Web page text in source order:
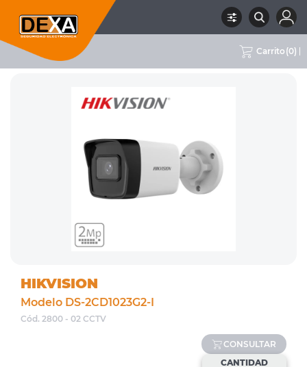
Carrito (0)
RUBRO SUBRUBRO HIKVISION
HIKVISION
Modelo DS-2CD1023G2-I
Cód. 2800 - 02 CCTV
CONSULTAR
CANTIDAD